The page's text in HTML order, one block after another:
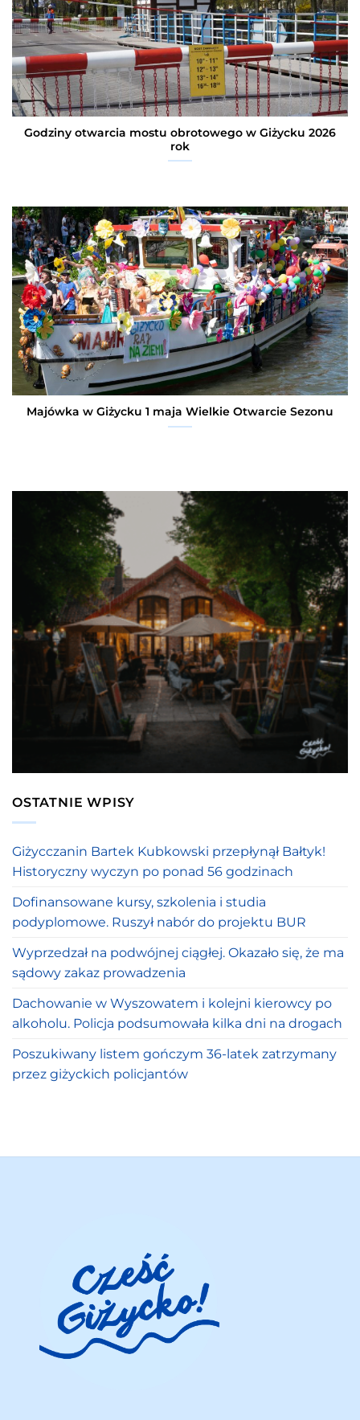
Godziny otwarcia mostu obrotowego w Giżycku 2026
rok
Majówka w Giżycku 1 maja Wielkie Otwarcie Sezonu
OSTATNIE WPISY
Giżycczanin Bartek Kubkowski przepłynął Bałtyk!
Historyczny wyczyn po ponad 56 godzinach
Dofinansowane kursy, szkolenia i studia
podyplomowe. Ruszył nabór do projektu BUR
Wyprzedzał na podwójnej ciągłej. Okazało się, że ma
sądowy zakaz prowadzenia
Dachowanie w Wyszowatem i kolejni kierowcy po
alkoholu. Policja podsumowała kilka dni na drogach
Poszukiwany listem gończym 36-latek zatrzymany
przez giżyckich policjantów